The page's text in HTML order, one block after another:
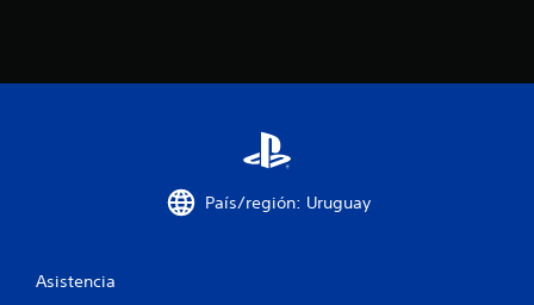
t
País/región: Uruguay
Asistencia